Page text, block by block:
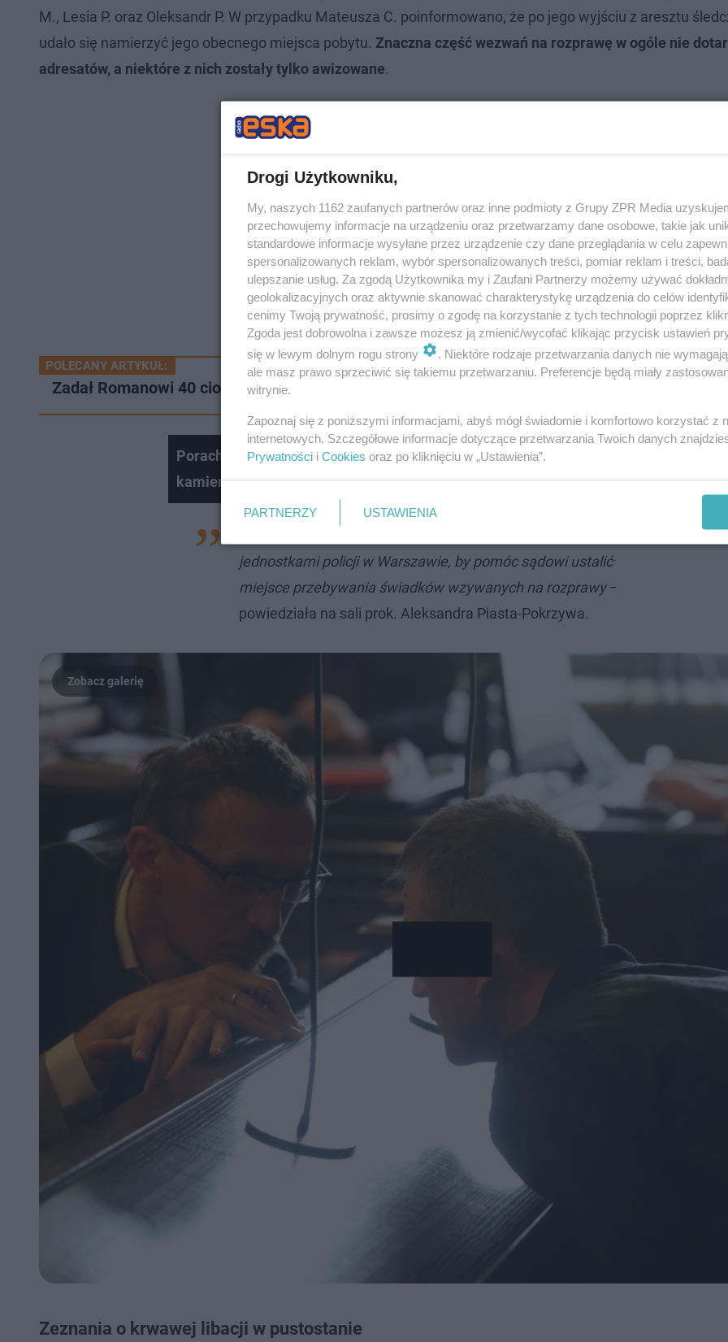
M., Lesia P. oraz Oleksandr P. W przypadku Mateusza C. poinformowano, że po jego wyjściu z aresztu
udało się namierzyć jego obecnego miejsca pobytu. Znaczna część wezwań na rozprawę w ogóle nie
adresatów, a niektóre z nich zostały tylko awizowane.
POLECANY ARTYKUŁ:
Zadał Romanowi 40 ciosów tasakiem, potem odciął mu dłonie. W kamienicy znalezio…
Porachunki bezdomnych w Warszawie! Śledczy znaleźli cztery ciała w
kamienicy. Pokój Zbrodni
jednostkami policji w Warszawie, by pomóc sądowi ustalić
miejsce przebywania świadków wzywanych na rozprawy−
powiedziała na sali prok. Aleksandra Piasta-Pokrzywa.
Zeznania o krwawej libacji w pustostanie
Drogi Użytkowniku,
My, naszych 1162 zaufanych partnerów oraz inne podmioty z Grupy ZPR Media
przechowujemy informacje na urządzeniu oraz przetwarzamy dane osobowe, takie jak
standardowe informacje wysyłane przez urządzenie czy dane przeglądania w celu
spersonalizowanych reklam, wybór spersonalizowanych treści, pomiar reklam i treści,
ulepszanie usług. Za zgodą Użytkownika my i Zaufani Partnerzy możemy używać
geolokalizacyjnych oraz aktywnie skanować charakterystykę urządzenia do celów
cenimy Twoją prywatność, prosimy o zgodę na korzystanie z tych technologii poprzez
Zgoda jest dobrowolna i zawsze możesz ją zmienić/wycofać klikając przycisk ustawień
się w lewym dolnym rogu strony
. Niektóre rodzaje przetwarzania danych nie
ale masz prawo sprzeciwić się takiemu przetwarzaniu. Preferencje będą miały
witrynie.
Zapoznaj się z poniższymi informacjami, abyś mógł świadomie i komfortowo korzystać z
internetowych. Szczegółowe informacje dotyczące przetwarzania Twoich danych
Prywatności i Cookies oraz po kliknięciu w „Ustawienia”.
PARTNERZY USTAWIENIA